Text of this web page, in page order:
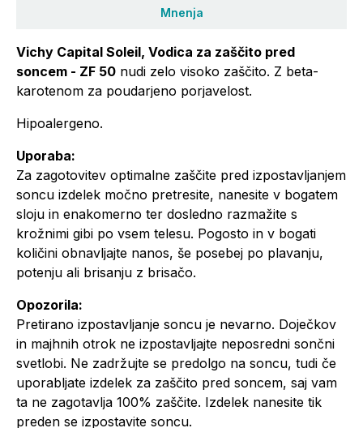
Mnenja
Vichy Capital Soleil, Vodica za zaščito pred
soncem - ZF 50 nudi zelo visoko zaščito. Z beta-
karotenom za poudarjeno porjavelost.
Hipoalergeno.
Uporaba:
Za zagotovitev optimalne zaščite pred izpostavljanjem
soncu izdelek močno pretresite, nanesite v bogatem
sloju in enakomerno ter dosledno razmažite s
krožnimi gibi po vsem telesu. Pogosto in v bogati
količini obnavljajte nanos, še posebej po plavanju,
potenju ali brisanju z brisačo.
Opozorila:
Pretirano izpostavljanje soncu je nevarno. Doječkov
in majhnih otrok ne izpostavljajte neposredni sončni
svetlobi. Ne zadržujte se predolgo na soncu, tudi če
uporabljate izdelek za zaščito pred soncem, saj vam
ta ne zagotavlja 100% zaščite. Izdelek nanesite tik
preden se izpostavite soncu.